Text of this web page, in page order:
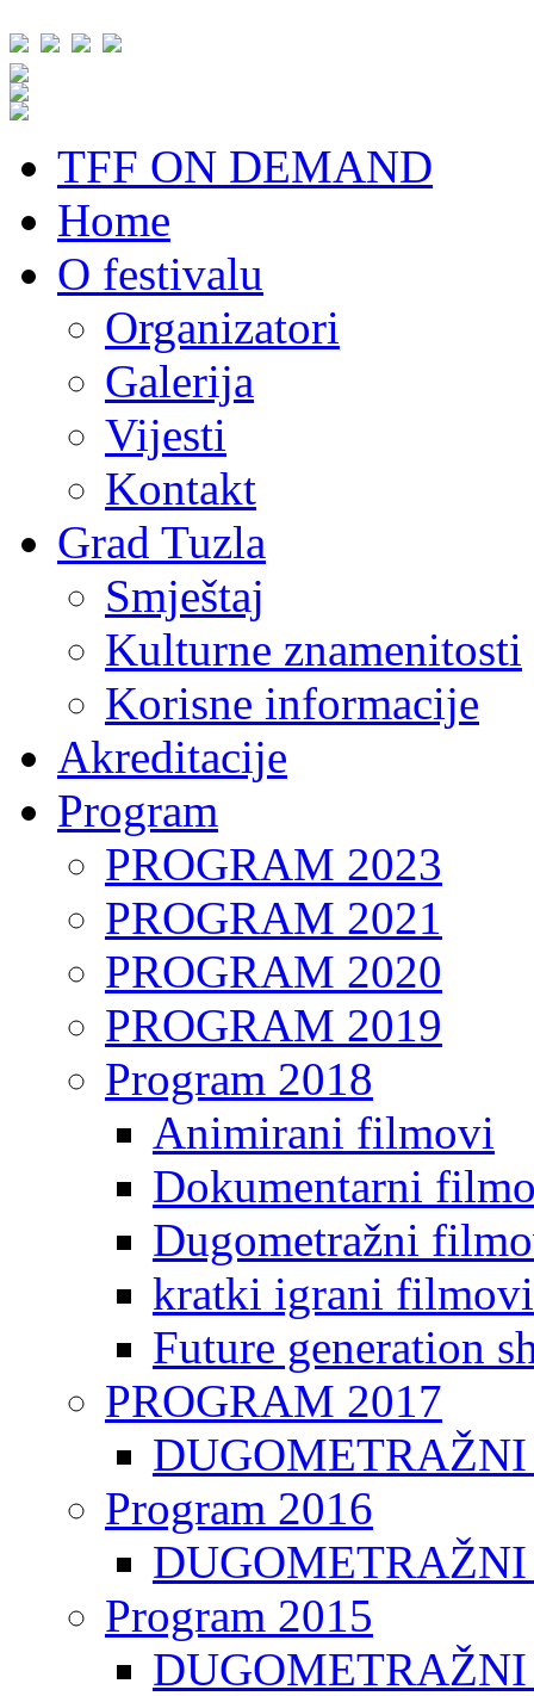
TFF ON DEMAND
Home
O festivalu
Organizatori
Galerija
Vijesti
Kontakt
Grad Tuzla
Smještaj
Kulturne znamenitosti
Korisne informacije
Akreditacije
Program
PROGRAM 2023
PROGRAM 2021
PROGRAM 2020
PROGRAM 2019
Program 2018
Animirani filmovi
Dokumentarni
Dugometražni
kratki igrani filmovi
Future generation
PROGRAM 2017
Program 2016
Program 2015